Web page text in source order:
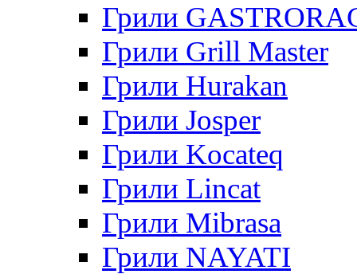
Грили
Грили Grill Master
Грили Hurakan
Грили Josper
Грили Kocateq
Грили Lincat
Грили Mibrasa
Грили NAYATI